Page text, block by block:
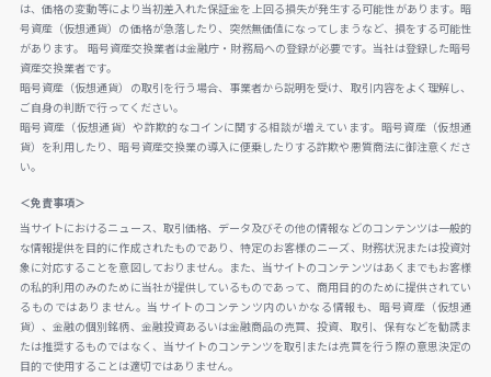
は、価格の変動等により当初差入れた保証金を上回る損失が発生する可能性があります。暗
号資産（仮想通貨）の価格が急落したり、突然無価値になってしまうなど、損をする可能性
があります。 暗号資産交換業者は金融庁・財務局への登録が必要です。当社は登録した暗号
資産交換業者です。
暗号資産（仮想通貨）の取引を行う場合、事業者から説明を受け、取引内容をよく理解し、
ご自身の判断で行ってください。
暗号資産（仮想通貨）や詐欺的なコインに関する相談が増えています。暗号資産（仮想通
貨）を利用したり、暗号資産交換業の導入に便乗したりする詐欺や悪質商法に御注意くださ
い。
＜免責事項＞
当サイトにおけるニュース、取引価格、データ及びその他の情報などのコンテンツは一般的
な情報提供を目的に作成されたものであり、特定のお客様のニーズ、財務状況または投資対
象に対応することを意図しておりません。また、当サイトのコンテンツはあくまでもお客様
の私的利用のみのために当社が提供しているものであって、商用目的のために提供されてい
るものではありません。当サイトのコンテンツ内のいかなる情報も、暗号資産（仮想通
貨）、金融の個別銘柄、金融投資あるいは金融商品の売買、投資、取引、保有などを勧誘ま
たは推奨するものではなく、当サイトのコンテンツを取引または売買を行う際の意思決定の
目的で使用することは適切ではありません。